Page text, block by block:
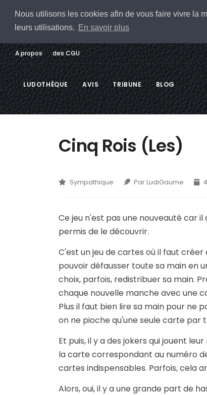
Nous utilisons les cookies afin de vous faire vivre la
leurs utilisations.
En savoir plus
A propos des CGU
LUDOTHÈQUE AVIS TRIBUNE BLOG
Cinq Rois (Les)
Sympathique Par LudiGaume
Ce jeu n'est pas une nouveauté car
permis de le découvrir.
C'est un jeu de cartes où il faut
pouvoir défausser toute sa main en
choix, parfois, redistribuer sa main.
chaque nouvelle manche avec une
Plus il faut bien lire sa main pour ne
on ne pioche qu'une seule carte par
Et puis, il y a des jokers qui jouent
la carte correspondant au numéro
cartes indispensables. Parfois, cela
Alors, oui, il y a une grande part de